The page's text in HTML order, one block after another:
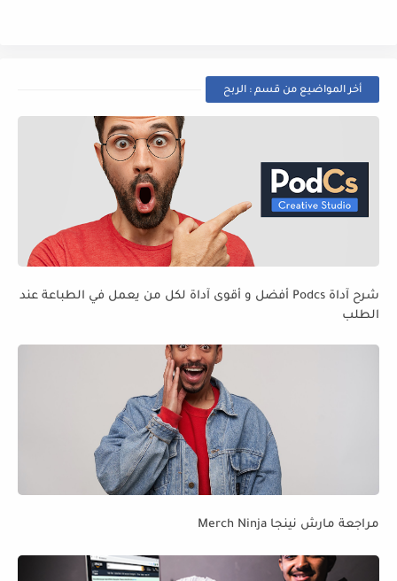
أخر المواضيع من قسم : الربح
شرح آداة Podcs أفضل و أقوى آداة لكل من يعمل في الطباعة عند
الطلب
مراجعة مارش نينجا Merch Ninja